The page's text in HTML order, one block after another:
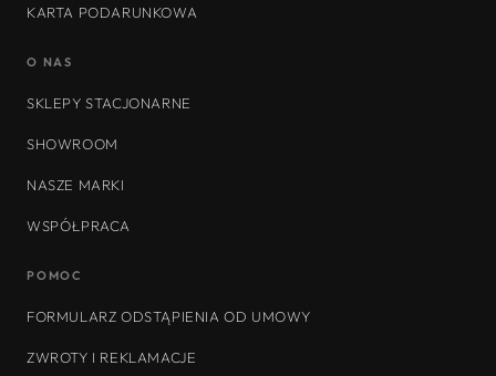
KARTA PODARUNKOWA
O NAS
SKLEPY STACJONARNE
SHOWROOM
NASZE MARKI
WSPÓŁPRACA
POMOC
FORMULARZ ODSTĄPIENIA OD UMOWY
ZWROTY I REKLAMACJE